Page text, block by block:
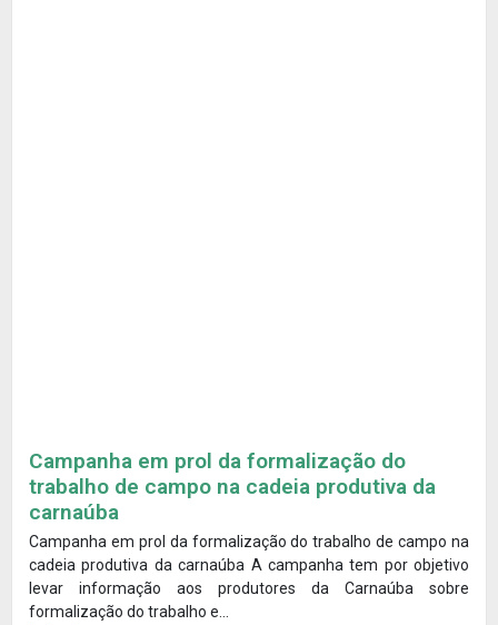
Campanha em prol da formalização do
trabalho de campo na cadeia produtiva da
carnaúba
Campanha em prol da formalização do trabalho de campo na
cadeia produtiva da carnaúba A campanha tem por objetivo
levar informação aos produtores da Carnaúba sobre
formalização do trabalho e...